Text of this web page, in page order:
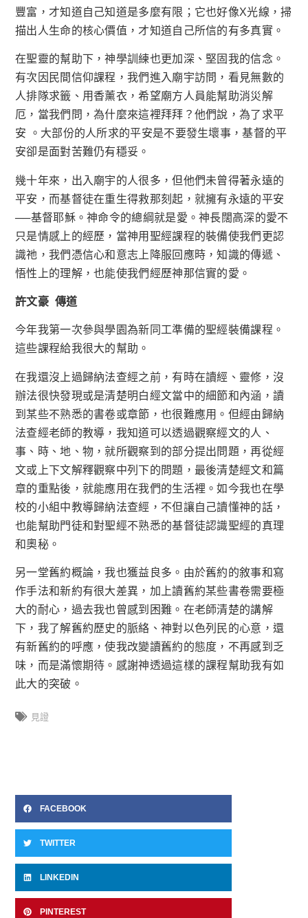
豐富，才知道自己知道是多麼有限；它也好像X光線，掃
描出人生命的核心價值，才知道自己所信的有多真實。
在聖靈的幫助下，神學訓練也更加深、堅固我的信念。
有次因民間信仰課程，我們進入廟宇訪問，看見無數的
人排隊求籤、用香薰衣，希望廟方人員能幫助消災解
厄，當我們問，為什麼來這裡拜拜 ？ 他們說，為了求平
安 。大部份的人所求的平安是不要發生壞事，基督的平
安卻是面對苦難仍有穩妥。
幾十年來，出入廟宇的人很多，但他們未曾得著永遠的
平安，而基督徒在重生得救那刻起，就擁有永遠的平安
──基督耶穌。神命令的總綱就是愛。神長闊高深的愛不
只是情感上的經歷，當神用聖經課程的裝備使我們更認
識祂，我們憑信心和意志上降服回應時，知識的傳遞、
悟性上的理解，也能使我們經歷神那信實的愛。
許文豪 傳道
今年我第一次參與學園為新同工準備的聖經裝備課程。
這些課程給我很大的幫助。
在我還沒上過歸納法查經之前，有時在讀經、靈修，沒
辦法很快發現或是清楚明白經文當中的細節和內涵，讀
到某些不熟悉的書卷或章節，也很難應用。但經由歸納
法查經老師的教導，我知道可以透過觀察經文的人、
事、時、地、物，就所觀察到的部分提出問題，再從經
文或上下文解釋觀察中列下的問題，最後清楚經文和篇
章的重點後，就能應用在我們的生活裡。如今我也在學
校的小組中教導歸納法查經，不但讓自己讀懂神的話，
也能幫助門徒和對聖經不熟悉的基督徒認識聖經的真理
和奧秘。
另一堂舊約概論，我也獲益良多。由於舊約的敘事和寫
作手法和新約有很大差異，加上讀舊約某些書卷需要極
大的耐心，過去我也曾感到困難。在老師清楚的講解
下，我了解舊約歷史的脈絡、神對以色列民的心意，還
有新舊約的呼應，使我改變讀舊約的態度，不再感到乏
味，而是滿懷期待。感謝神透過這樣的課程幫助我有如
此大的突破。
見證
FACEBOOK
TWITTER
LINKEDIN
PINTEREST